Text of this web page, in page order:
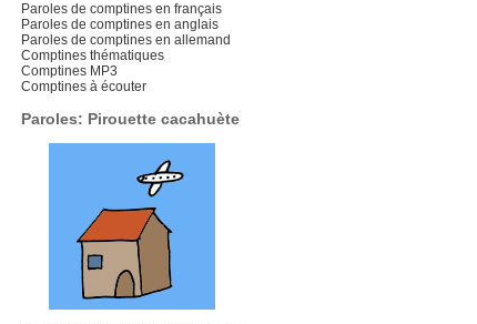
Paroles de comptines en français
Paroles de comptines en anglais
Paroles de comptines en allemand
Comptines thématiques
Comptines MP3
Comptines à écouter
Paroles: Pirouette cacahuète